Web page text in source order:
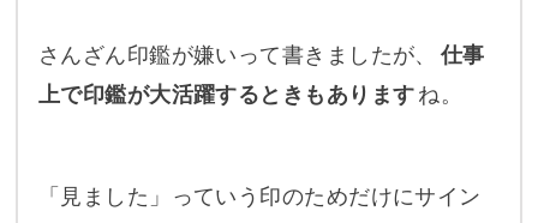
さんざん印鑑が嫌いって書きましたが、
仕事
上で印鑑が大活躍するときもあります ね。
「見ました」っていう印のためだけにサイン